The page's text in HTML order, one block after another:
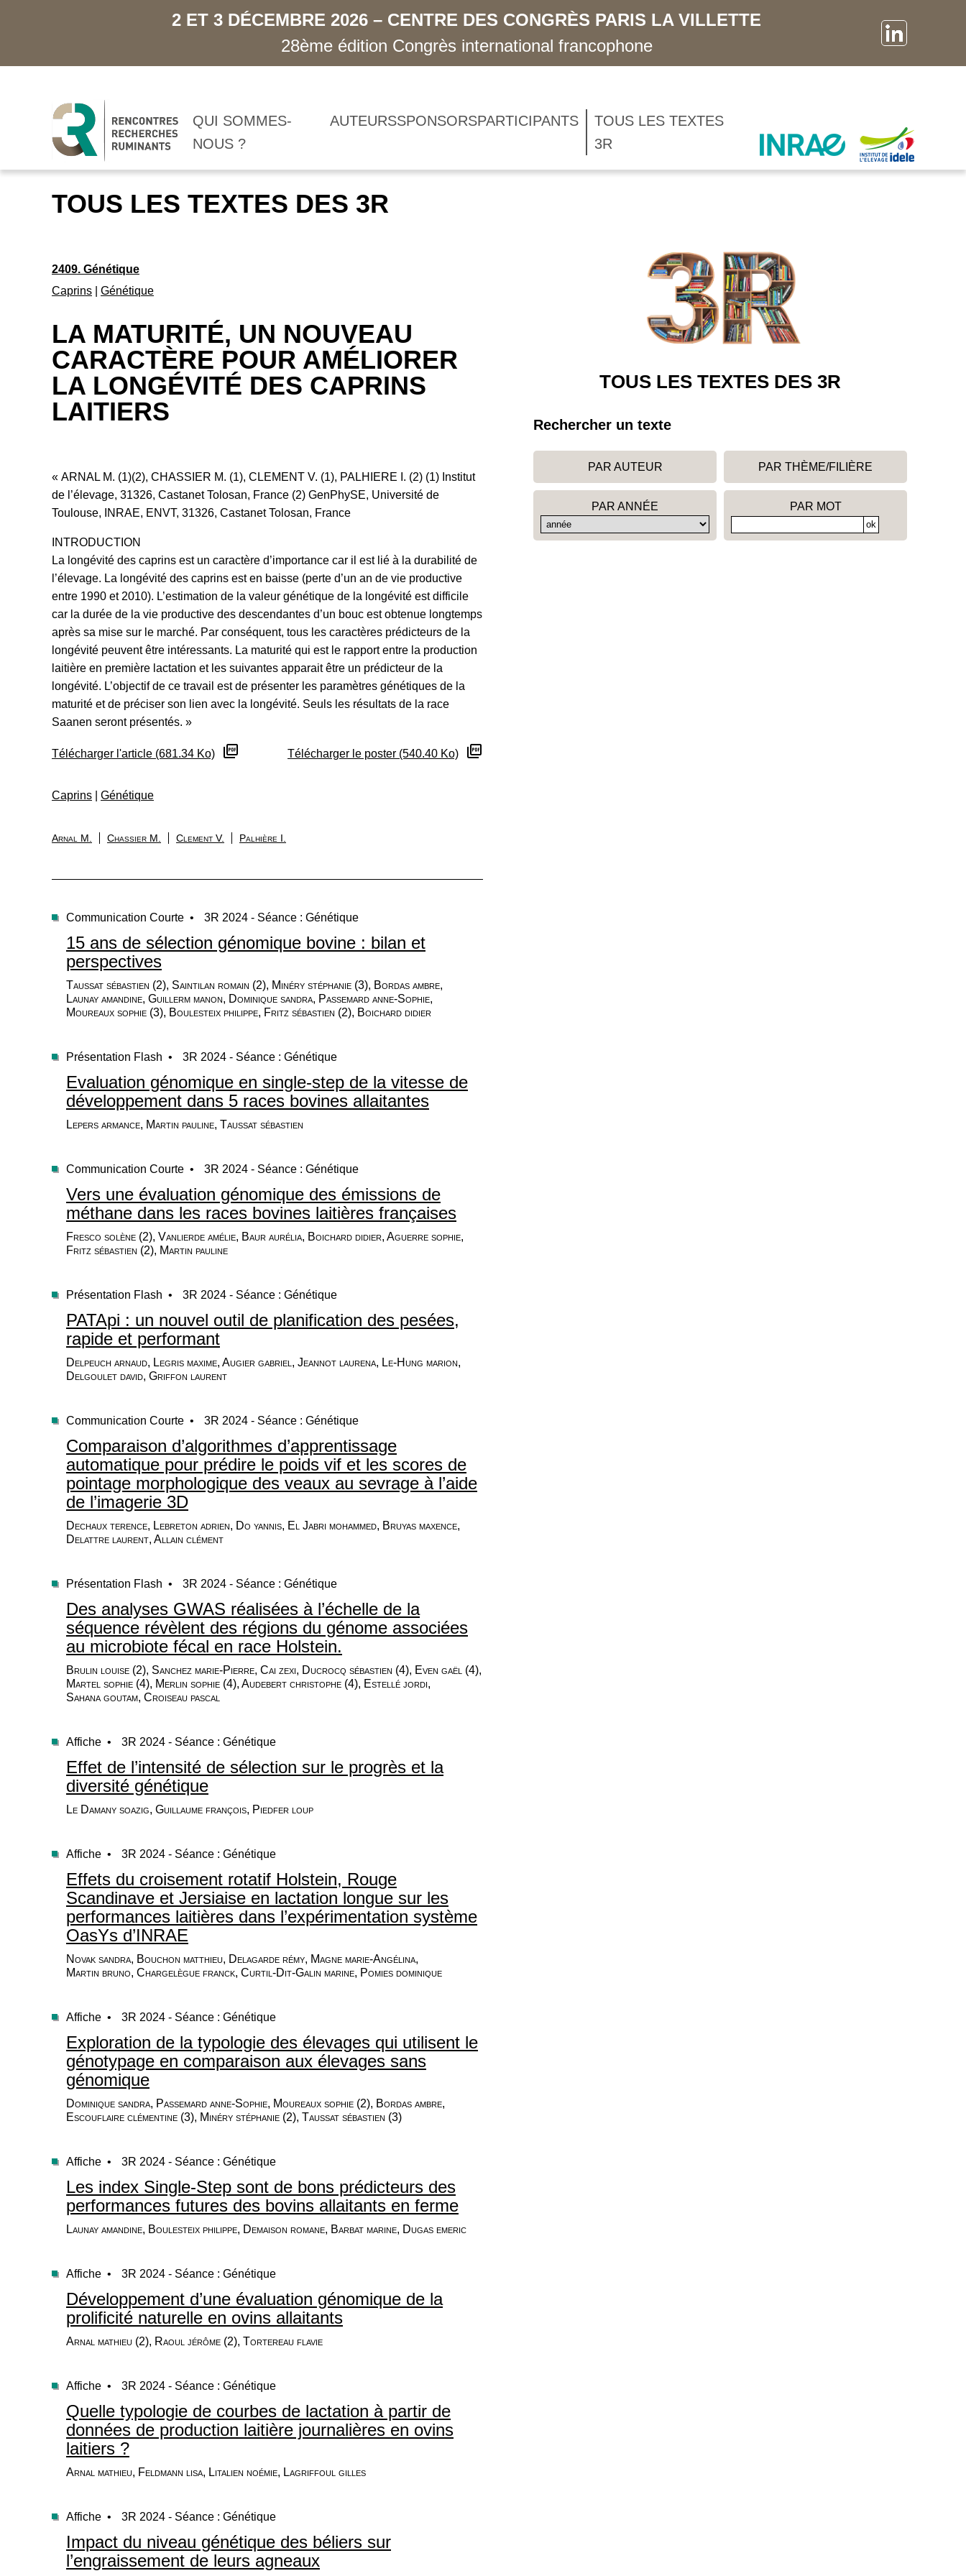
2 ET 3 DÉCEMBRE 2026 – CENTRE DES CONGRÈS PARIS LA VILLETTE
28ème édition Congrès international francophone
QUI SOMMES-
NOUS ?
AUTEURSSPONSORSPARTICIPANTS
TOUS LES TEXTES
3R
TOUS LES TEXTES DES 3R
2409. Génétique
Caprins
Génétique
LA MATURITÉ, UN NOUVEAU
CARACTÈRE POUR AMÉLIORER
LA LONGÉVITÉ DES CAPRINS
LAITIERS
« ARNAL M. (1)(2), CHASSIER M. (1), CLEMENT V. (1), PALHIERE I. (2) (1) Institut
de l’élevage, 31326, Castanet Tolosan, France (2) GenPhySE, Université de
Toulouse, INRAE, ENVT, 31326, Castanet Tolosan, France
INTRODUCTION
La longévité des caprins est un caractère d’importance car il est lié à la durabilité de
l’élevage. La longévité des caprins est en baisse (perte d’un an de vie productive
entre 1990 et 2010). L’estimation de la valeur génétique de la longévité est difficile
car la durée de la vie productive des descendantes d’un bouc est obtenue longtemps
après sa mise sur le marché. Par conséquent, tous les caractères prédicteurs de la
longévité peuvent être intéressants. La maturité qui est le rapport entre la production
laitière en première lactation et les suivantes apparait être un prédicteur de la
longévité. L’objectif de ce travail est de présenter les paramètres génétiques de la
maturité et de préciser son lien avec la longévité. Seuls les résultats de la race
Saanen seront présentés. »
Télécharger l'article (681.34 Ko) Télécharger le poster (540.40 Ko)
Caprins Génétique
Arnal M. Chassier M. Clement V. Palhière I.
TOUS LES TEXTES DES 3R
Rechercher un texte
PAR AUTEUR PAR THÈME/FILIÈRE
PAR ANNÉE PAR MOT
Communication Courte • 3R 2024 - Séance : Génétique
15 ans de sélection génomique bovine : bilan et
perspectives
Taussat sébastien (2), Saintilan romain (2), Minéry stéphanie (3), Bordas ambre,
Launay amandine, Guillerm manon, Dominique sandra, Passemard anne-Sophie,
Moureaux sophie (3), Boulesteix philippe, Fritz sébastien (2), Boichard didier
Présentation Flash • 3R 2024 - Séance : Génétique
Evaluation génomique en single-step de la vitesse de
développement dans 5 races bovines allaitantes
Lepers armance, Martin pauline, Taussat sébastien
Communication Courte • 3R 2024 - Séance : Génétique
Vers une évaluation génomique des émissions de
méthane dans les races bovines laitières françaises
Fresco solène (2), Vanlierde amélie, Baur aurélia, Boichard didier, Aguerre sophie,
Fritz sébastien (2), Martin pauline
Présentation Flash • 3R 2024 - Séance : Génétique
PATApi : un nouvel outil de planification des pesées,
rapide et performant
Delpeuch arnaud, Legris maxime, Augier gabriel, Jeannot laurena, Le-Hung marion,
Delgoulet david, Griffon laurent
Communication Courte • 3R 2024 - Séance : Génétique
Comparaison d’algorithmes d’apprentissage
automatique pour prédire le poids vif et les scores de
pointage morphologique des veaux au sevrage à l’aide
de l’imagerie 3D
Dechaux terence, Lebreton adrien, Do yannis, El Jabri mohammed, Bruyas maxence,
Delattre laurent, Allain clément
Présentation Flash • 3R 2024 - Séance : Génétique
Des analyses GWAS réalisées à l’échelle de la
séquence révèlent des régions du génome associées
au microbiote fécal en race Holstein.
Brulin louise (2), Sanchez marie-Pierre, Cai zexi, Ducrocq sébastien (4), Even gaël (4),
Martel sophie (4), Merlin sophie (4), Audebert christophe (4), Estellé jordi,
Sahana goutam, Croiseau pascal
Affiche • 3R 2024 - Séance : Génétique
Effet de l’intensité de sélection sur le progrès et la
diversité génétique
Le Damany soazig, Guillaume françois, Piedfer loup
Affiche • 3R 2024 - Séance : Génétique
Effets du croisement rotatif Holstein, Rouge
Scandinave et Jersiaise en lactation longue sur les
performances laitières dans l’expérimentation système
OasYs d’INRAE
Novak sandra, Bouchon matthieu, Delagarde rémy, Magne marie-Angélina,
Martin bruno, Chargelègue franck, Curtil-Dit-Galin marine, Pomies dominique
Affiche • 3R 2024 - Séance : Génétique
Exploration de la typologie des élevages qui utilisent le
génotypage en comparaison aux élevages sans
génomique
Dominique sandra, Passemard anne-Sophie, Moureaux sophie (2), Bordas ambre,
Escouflaire clémentine (3), Minéry stéphanie (2), Taussat sébastien (3)
Affiche • 3R 2024 - Séance : Génétique
Les index Single-Step sont de bons prédicteurs des
performances futures des bovins allaitants en ferme
Launay amandine, Boulesteix philippe, Demaison romane, Barbat marine, Dugas emeric
Affiche • 3R 2024 - Séance : Génétique
Développement d’une évaluation génomique de la
prolificité naturelle en ovins allaitants
Arnal mathieu (2), Raoul jérôme (2), Tortereau flavie
Affiche • 3R 2024 - Séance : Génétique
Quelle typologie de courbes de lactation à partir de
données de production laitière journalières en ovins
laitiers ?
Arnal mathieu, Feldmann lisa, Litalien noémie, Lagriffoul gilles
Affiche • 3R 2024 - Séance : Génétique
Impact du niveau génétique des béliers sur
l’engraissement de leurs agneaux